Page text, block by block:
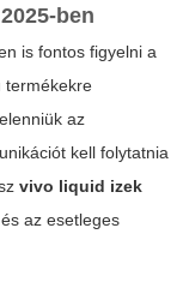
ben
is fontos figyelni a
termékekre
az
kell folytatnia
vivo liquid izek
az esetleges